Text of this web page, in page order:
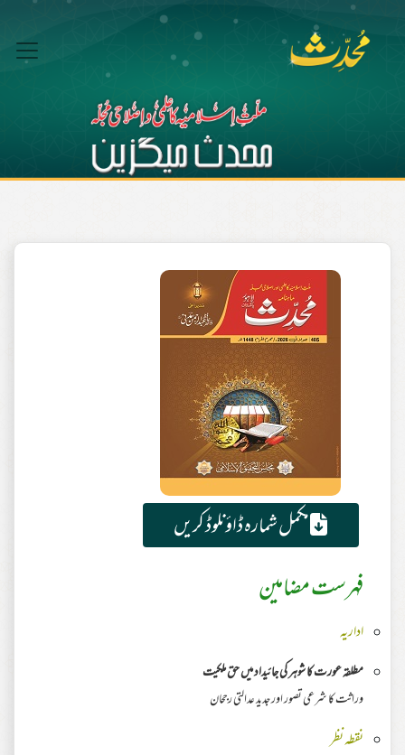
مکمل شمارہ ڈاؤنلوڈ کریں
فہرست مضامین
اداریہ
مطلقہ عورت کا شوہر کی جائیداد میں حق ملکیت
وراثت کا شرعی تصور اور جدید عدالتی رجحان
نقطہ نظر